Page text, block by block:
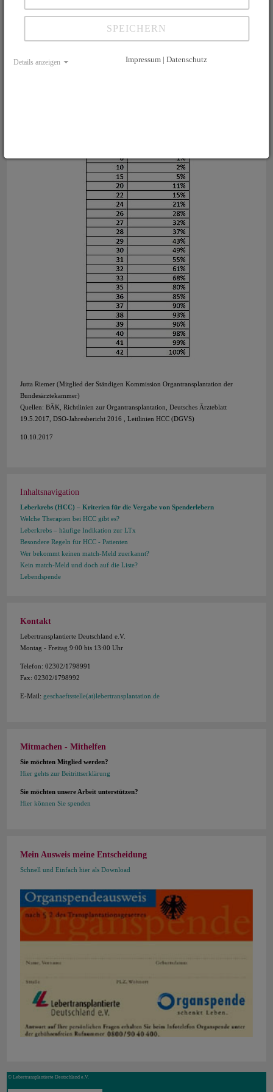
Lebendspende
Auch Patienten, die für eine Lebendspende vorgesehen sind, müssen die Kriterien
Denn erhält der Patient vor Durchführung einer Lebendspende ein Organangebot
muss dieses richtlinienkonform vermittelt werden. Ebenso wird – sogar
Jutta Riemer (Mitglied der Ständigen Kommission Organtransplantation der
Bundesärztekammer)
Quellen: BÄK, Richtlinien zur Organtransplantation, Deutsches Ärzteblatt
19.5.2017, DSO-Jahresbericht 2016 , Leitlinien HCC (DGVS)
10.10.2017
Inhaltsnavigation
Leberkrebs (HCC) – Kriterien für die Vergabe von Spenderlebern
Welche Therapien bei HCC gibt es?
Leberkrebs – häufige Indikation zur LTx
Besondere Regeln für HCC - Patienten
Wer bekommt keinen match-Meld zuerkannt?
Kein match-Meld und doch auf die Liste?
Lebendspende
Kontakt
Lebertransplantierte Deutschland e.V.
Montag - Freitag 9:00 bis 13:00 Uhr
Telefon: 02302/1798991
Fax: 02302/1798992
E-Mail: geschaeftsstelle(at)lebertransplantation.de
Mitmachen - Mithelfen
Sie möchten Mitglied werden?
Hier gehts zur Beitrittserklärung
Sie möchten unsere Arbeit unterstützen?
Hier können Sie spenden
Mein Ausweis meine Entscheidung
Schnell und Einfach hier als Download
© Lebertransplantierte Deutschland e.V.
SPEICHERN
Details anzeigen Impressum | Datenschutz